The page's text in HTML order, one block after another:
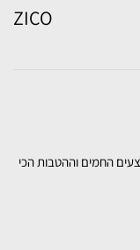
ZICO
החמים וההטבות הכי